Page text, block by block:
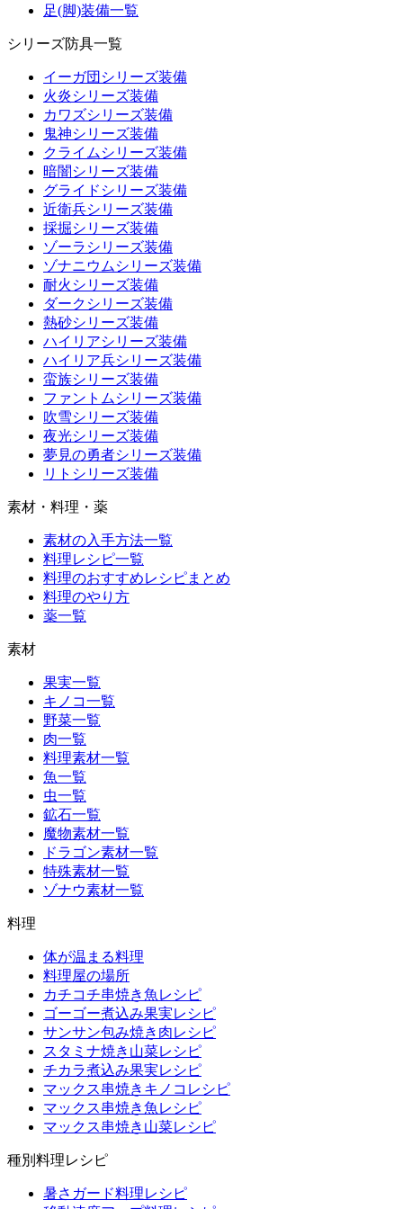
足(脚)装備一覧
シリーズ防具一覧
イーガ団シリーズ装備
火炎シリーズ装備
カワズシリーズ装備
鬼神シリーズ装備
クライムシリーズ装備
暗闇シリーズ装備
グライドシリーズ装備
近衛兵シリーズ装備
採掘シリーズ装備
ゾーラシリーズ装備
ゾナニウムシリーズ装備
耐火シリーズ装備
ダークシリーズ装備
熱砂シリーズ装備
ハイリアシリーズ装備
ハイリア兵シリーズ装備
蛮族シリーズ装備
ファントムシリーズ装備
吹雪シリーズ装備
夜光シリーズ装備
夢見の勇者シリーズ装備
リトシリーズ装備
素材・料理・薬
素材の入手方法一覧
料理レシピ一覧
料理のおすすめレシピまとめ
料理のやり方
薬一覧
素材
果実一覧
キノコ一覧
野菜一覧
肉一覧
料理素材一覧
魚一覧
虫一覧
鉱石一覧
魔物素材一覧
ドラゴン素材一覧
特殊素材一覧
ゾナウ素材一覧
料理
体が温まる料理
料理屋の場所
カチコチ串焼き魚レシピ
ゴーゴー煮込み果実レシピ
サンサン包み焼き肉レシピ
スタミナ焼き山菜レシピ
チカラ煮込み果実レシピ
マックス串焼きキノコレシピ
マックス串焼き魚レシピ
マックス串焼き山菜レシピ
種別料理レシピ
暑さガード料理レシピ